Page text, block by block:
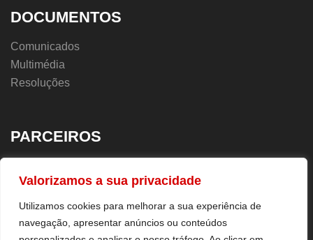
Valorizamos a sua privacidade
Utilizamos cookies para melhorar a sua experiência de
navegação, apresentar anúncios ou conteúdos
DOCUMENTOS
Comunicados
Multimédia
Resoluções
PARCEIROS
Sindicatos